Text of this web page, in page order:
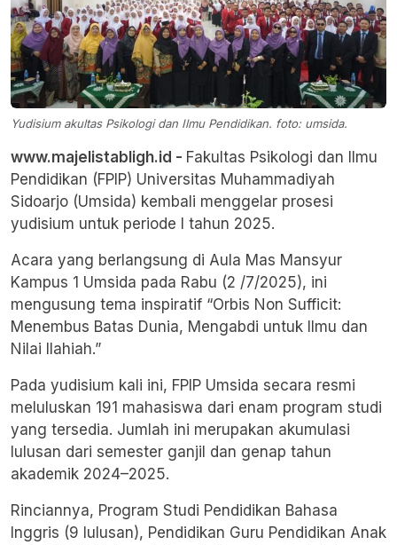
Yudisium akultas Psikologi dan Ilmu Pendidikan. foto: umsida.
www.majelistabligh.id - Fakultas Psikologi dan Ilmu
Pendidikan (FPIP) Universitas Muhammadiyah
Sidoarjo (Umsida) kembali menggelar prosesi
yudisium untuk periode I tahun 2025.
Acara yang berlangsung di Aula Mas Mansyur
Kampus 1 Umsida pada Rabu (2 /7/2025), ini
mengusung tema inspiratif “Orbis Non Sufficit:
Menembus Batas Dunia, Mengabdi untuk Ilmu dan
Nilai Ilahiah.”
Pada yudisium kali ini, FPIP Umsida secara resmi
meluluskan 191 mahasiswa dari enam program studi
yang tersedia. Jumlah ini merupakan akumulasi
lulusan dari semester ganjil dan genap tahun
akademik 2024–2025.
Rinciannya, Program Studi Pendidikan Bahasa
Inggris (9 lulusan), Pendidikan Guru Pendidikan Anak